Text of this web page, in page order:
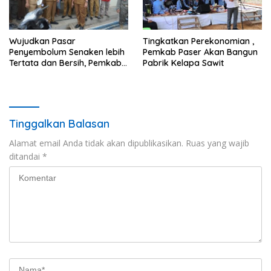
Wujudkan Pasar
Penyembolum Senaken lebih
Tertata dan Bersih, Pemkab
Tingkatkan Perekonomian ,
Pemkab Paser Akan Bangun
Pabrik Kelapa Sawit
Tinggalkan Balasan
Alamat email Anda tidak akan dipublikasikan. Ruas yang wajib
ditandai *